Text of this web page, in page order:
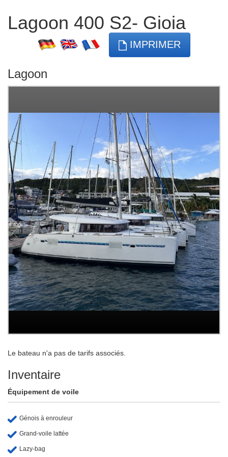
Lagoon 400 S2- Gioia
IMPRIMER
Lagoon
Le bateau n'a pas de tarifs associés.
Inventaire
Équipement de voile
Génois à enrouleur
Grand-voile lattée
Lazy-bag